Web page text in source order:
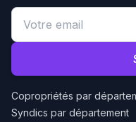
Email address
Copropriétés par
Syndics par département